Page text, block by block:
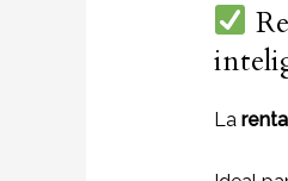
La